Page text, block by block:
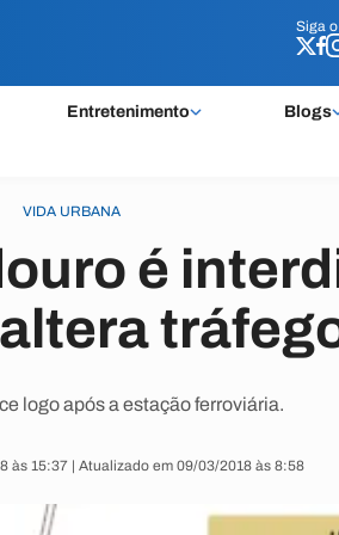
Siga o
Entretenimento Blogs
Siga o
VIDA URBANA
é
logo após a estação ferroviária.
às 15:37 | Atualizado em 09/03/2018 às 8:58